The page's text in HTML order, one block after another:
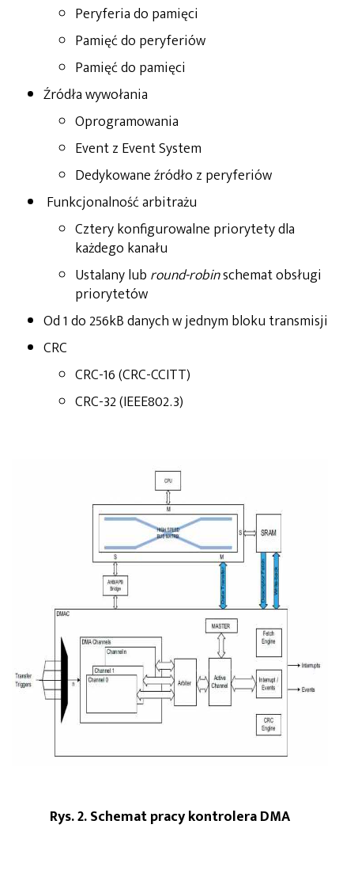
Peryferia do pamięci
Pamięć do peryferiów
Pamięć do pamięci
Źródła wywołania
Oprogramowania
Event z Event System
Dedykowane źródło z peryferiów
Funkcjonalność arbitrażu
Cztery konfigurowalne priorytety dla
każdego kanału
Ustalany lub round-robinschemat obsługi
priorytetów
Od 1 do 256kB danych w jednym bloku transmisji
CRC
CRC-16 (CRC-CCITT)
CRC-32 (IEEE802.3)
Rys. 2. Schemat pracy kontrolera DMA